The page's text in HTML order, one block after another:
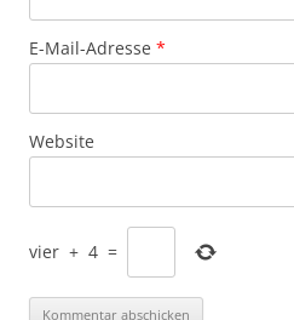
E-Mail-Adresse *
Website
vier + 4 =